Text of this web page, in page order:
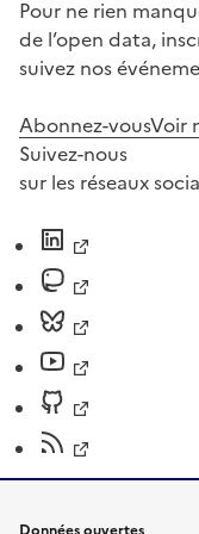
Pour ne rien
de l’open data,
suivez nos
Abonnez-vousVoir
Suivez-nous
sur les réseaux